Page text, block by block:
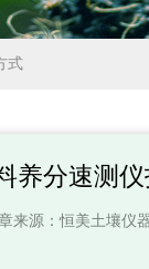
式
养分速测
来源：恒美土壤仪